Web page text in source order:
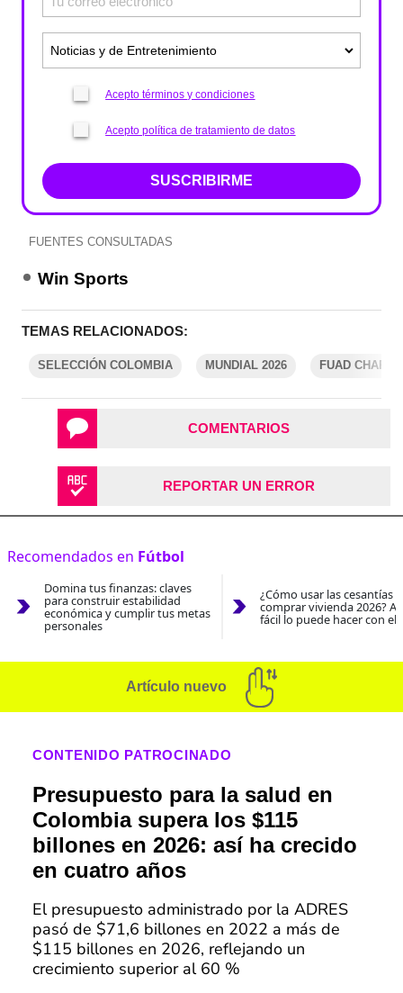
Acepto términos y condiciones
Acepto política de tratamiento de datos
SUSCRIBIRME
FUENTES CONSULTADAS
Win Sports
TEMAS RELACIONADOS:
SELECCIÓN COLOMBIA MUNDIAL 2026 FUAD CHAR
COMENTARIOS
REPORTAR UN ERROR
Recomendados en Fútbol
Domina tus finanzas: claves
para construir estabilidad
económica y cumplir tus metas
personales
¿Cómo usar las cesantías
comprar vivienda 2026?
fácil lo puede hacer con el
Artículo nuevo
CONTENIDO PATROCINADO
Presupuesto para la salud en
Colombia supera los $115
billones en 2026: así ha crecido
en cuatro años
El presupuesto administrado por la ADRES
pasó de $71,6 billones en 2022 a más de
$115 billones en 2026, reflejando un
crecimiento superior al 60 %